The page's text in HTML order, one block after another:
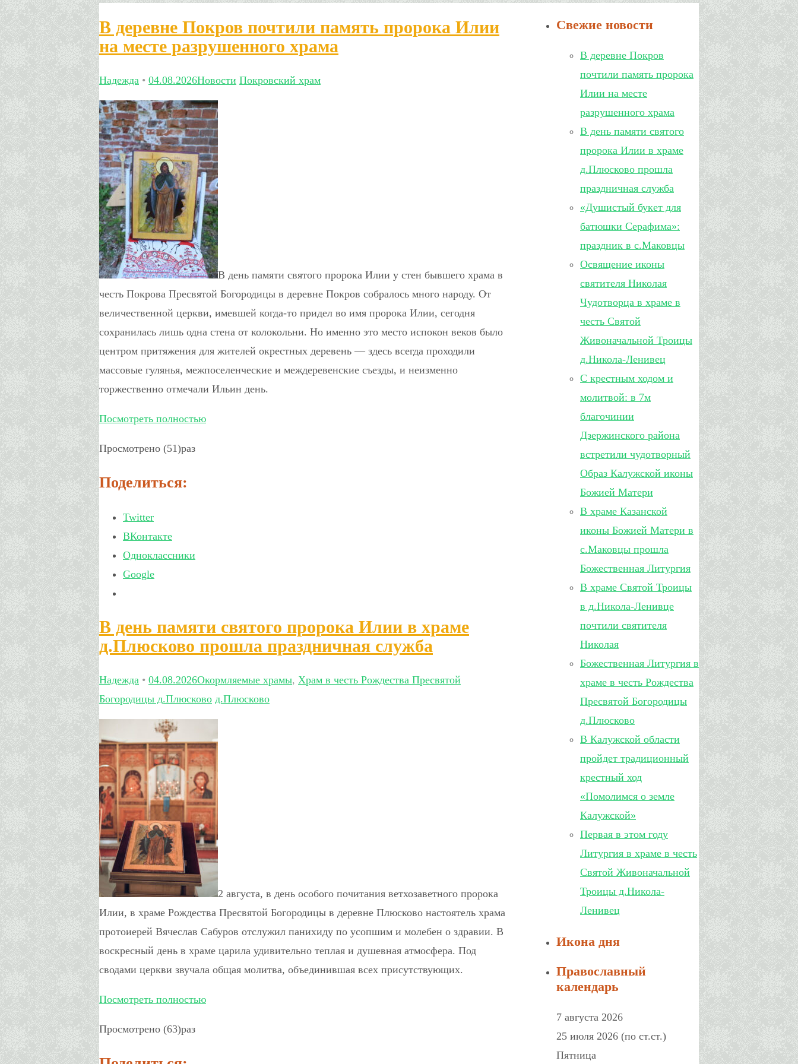
В деревне Покров почтили память пророка Илии
на месте разрушенного храма
Надежда • 04.08.2026Новости Покровский храм
В день памяти святого пророка Илии у стен бывшего храма в
честь Покрова Пресвятой Богородицы в деревне Покров собралось много народу. От
величественной церкви, имевшей когда-то придел во имя пророка Илии, сегодня
сохранилась лишь одна стена от колокольни. Но именно это место испокон веков было
центром притяжения для жителей окрестных деревень — здесь всегда проходили
массовые гулянья, межпоселенческие и междеревенские съезды, и неизменно
торжественно отмечали Ильин день.
Посмотреть полностью
Просмотрено (51)раз
Поделиться:
Twitter
ВКонтакте
Одноклассники
Google
В день памяти святого пророка Илии в храме
д.Плюсково прошла праздничная служба
Надежда • 04.08.2026Окормляемые храмы, Храм в честь Рождества Пресвятой
Богородицы д.Плюсково д.Плюсково
2 августа, в день особого почитания ветхозаветного пророка
Илии, в храме Рождества Пресвятой Богородицы в деревне Плюсково настоятель храма
протоиерей Вячеслав Сабуров отслужил панихиду по усопшим и молебен о здравии. В
воскресный день в храме царила удивительно теплая и душевная атмосфера. Под
сводами церкви звучала общая молитва, объединившая всех присутствующих.
Посмотреть полностью
Просмотрено (63)раз
Свежие новости
В деревне Покров
почтили память пророка
Илии на месте
разрушенного храма
В день памяти святого
пророка Илии в храме
д.Плюсково прошла
праздничная служба
«Душистый букет для
батюшки Серафима»:
праздник в с.Маковцы
Освящение иконы
святителя Николая
Чудотворца в храме в
честь Святой
Живоначальной Троицы
д.Никола-Ленивец
С крестным ходом и
молитвой: в 7м
благочинии
Дзержинского района
встретили чудотворный
Образ Калужской иконы
Божией Матери
В храме Казанской
иконы Божией Матери в
с.Маковцы прошла
Божественная Литургия
В храме Святой Троицы
в д.Никола-Ленивце
почтили святителя
Николая
Божественная Литургия в
храме в честь Рождества
Пресвятой Богородицы
д.Плюсково
В Калужской области
пройдет традиционный
крестный ход
«Помолимся о земле
Калужской»
Первая в этом году
Литургия в храме в честь
Святой Живоначальной
Троицы д.Никола-
Ленивец
Икона дня
Православный
календарь
7 августа 2026
25 июля 2026 (по ст.ст.)
Пятница